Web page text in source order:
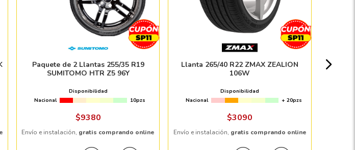
Paquete de 2 Llantas 255/35 R19
SUMITOMO HTR Z5 96Y
Disponibilidad
Nacional
10pzs
$9380
Envío e instalación, gratis comprando online
Llanta 265/40 R22 ZMAX ZEALION
106W
Disponibilidad
Nacional
+ 20pzs
$3090
Envío e instalación, gratis comprando online